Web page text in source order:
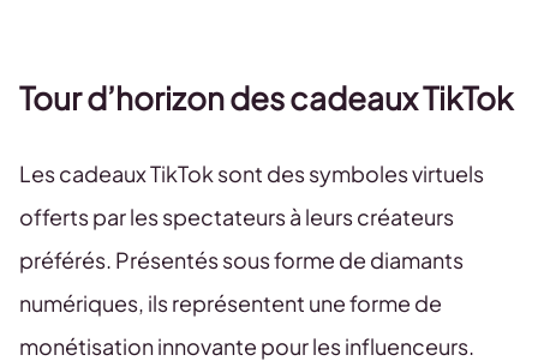
Tour d’horizon des cadeaux TikTok
Les cadeaux TikTok sont des symboles virtuels
offerts par les spectateurs à leurs créateurs
préférés. Présentés sous forme de diamants
numériques, ils représentent une forme de
monétisation innovante pour les influenceurs.